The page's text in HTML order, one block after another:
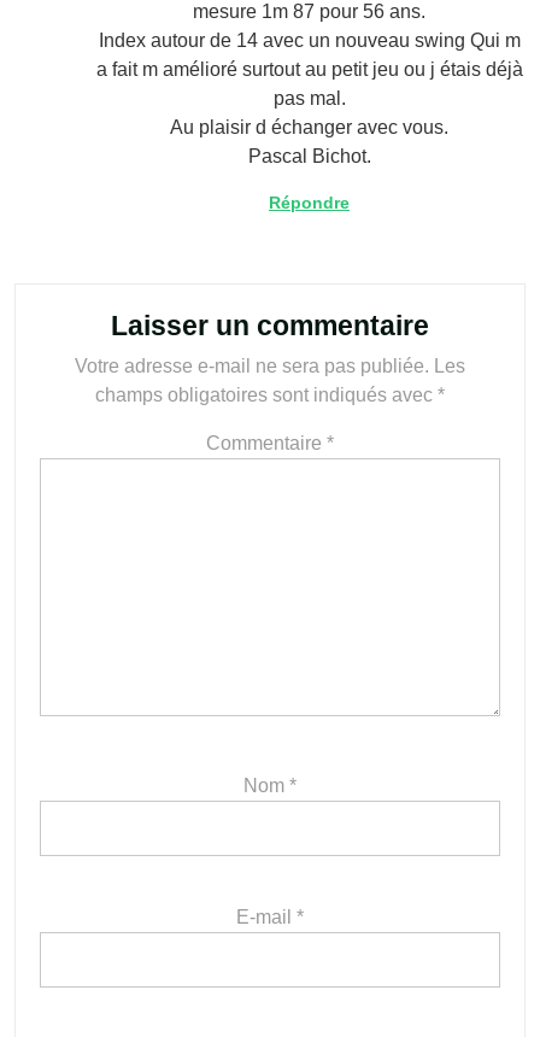
mesure 1m 87 pour 56 ans.
Index autour de 14 avec un nouveau swing Qui m
a fait m amélioré surtout au petit jeu ou j étais déjà
pas mal.
Au plaisir d échanger avec vous.
Pascal Bichot.
Répondre
Laisser un commentaire
Votre adresse e-mail ne sera pas publiée.
Les
champs obligatoires sont indiqués avec *
Commentaire *
Nom *
E-mail *